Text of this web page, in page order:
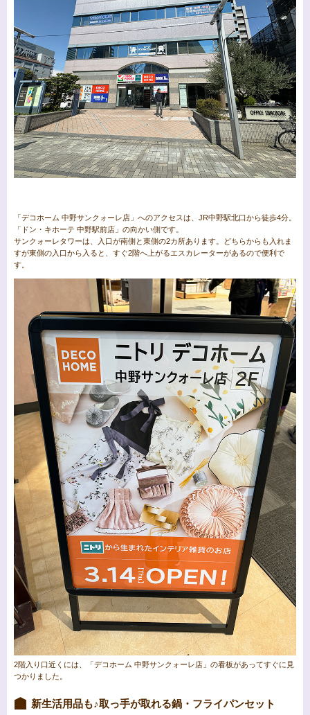
「デコホーム 中野サンクォーレ店」へのアクセスは、JR中野駅北口から徒歩4分。
「ドン・キホーテ 中野駅前店」の向かい側です。
サンクォーレタワーは、入口が南側と東側の2カ所あります。どちらからも入れま
すが東側の入口から入ると、すぐ2階へ上がるエスカレーターがあるので便利で
す。
2階入り口近くには、「デコホーム 中野サンクォーレ店」の看板があってすぐに見
つかりました。
新生活用品も♪取っ手が取れる鍋・フライパンセット